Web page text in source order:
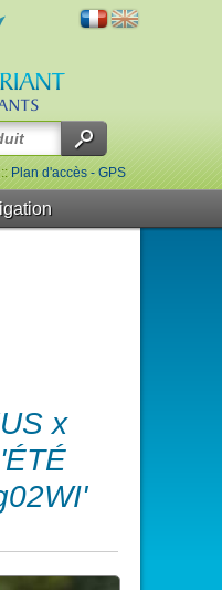
Plan d'accès - GPS
x